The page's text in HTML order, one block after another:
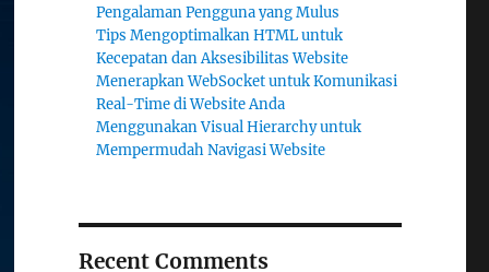
Pengalaman Pengguna yang Mulus
Tips Mengoptimalkan HTML untuk
Kecepatan dan Aksesibilitas Website
Menerapkan WebSocket untuk Komunikasi
Real-Time di Website Anda
Menggunakan Visual Hierarchy untuk
Mempermudah Navigasi Website
Recent Comments